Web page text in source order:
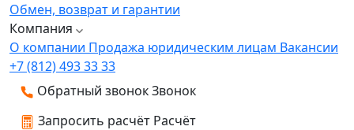
Обмен, возврат и гарантии
Компания
О компании Продажа юридическим лицам Вакансии
+7 (812) 493 33 33
Обратный звонокЗвонок
Запросить расчёт Расчёт